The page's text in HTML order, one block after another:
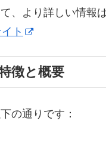
、より詳しい情報
ト
徴と概要
の通りです：